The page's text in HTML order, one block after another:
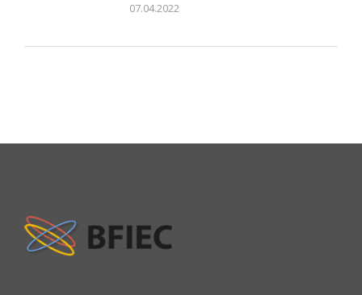
07.04.2022